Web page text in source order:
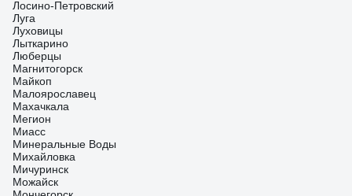
Лосино-Петровский
Луга
Луховицы
Лыткарино
Люберцы
Магнитогорск
Майкоп
Малоярославец
Махачкала
Мегион
Миасс
Минеральные Воды
Михайловка
Мичуринск
Можайск